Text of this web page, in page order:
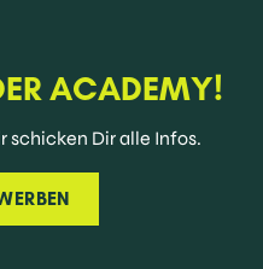
ACADEMY!
schicken Dir alle Infos.